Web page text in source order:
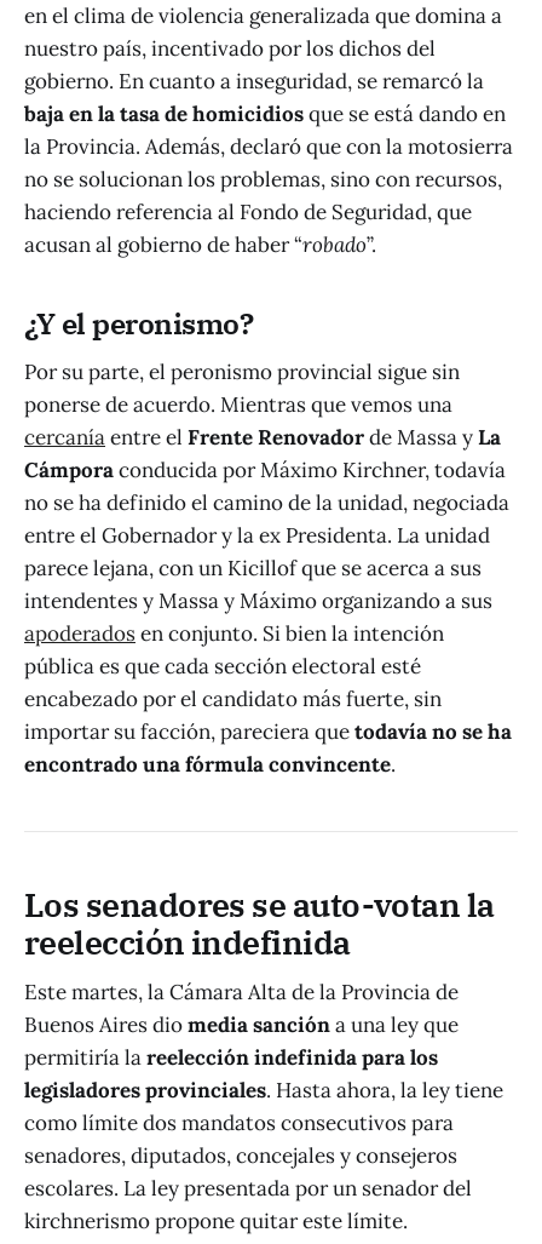
en el clima de violencia generalizada que domina a
nuestro país, incentivado por los dichos del
gobierno. En cuanto a inseguridad, se remarcó la
baja en la tasa de homicidiosque se está dando en
la Provincia. Además, declaró que con la motosierra
no se solucionan los problemas, sino con recursos,
haciendo referencia al Fondo de Seguridad, que
acusan al gobierno de haber “robado”.
¿Y el peronismo?
Por su parte, el peronismo provincial sigue sin
ponerse de acuerdo. Mientras que vemos una
cercaníaentre el Frente Renovadorde Massa yLa
Cámporaconducida por Máximo Kirchner, todavía
no se ha definido el camino de la unidad, negociada
entre el Gobernador y la ex Presidenta. La unidad
parece lejana, con un Kicillof que se acerca a sus
intendentes y Massa y Máximo organizando a sus
apoderadosen conjunto. Si bien la intención
pública es que cada sección electoral esté
encabezado por el candidato más fuerte, sin
importar su facción, pareciera quetodavía no se ha
encontrado una fórmula convincente.
Los senadores se auto-votan la
reelección indefinida
Este martes, la Cámara Alta de la Provincia de
Buenos Aires diomedia sancióna una ley que
permitiría lareelección indefinida para los
legisladores provinciales. Hasta ahora, la ley tiene
como límite dos mandatos consecutivos para
senadores, diputados, concejales y consejeros
escolares. La ley presentada por un senador del
kirchnerismo propone quitar este límite.